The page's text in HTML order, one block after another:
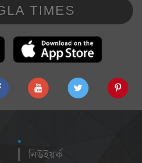
TIMES
নিউইয়র্ক